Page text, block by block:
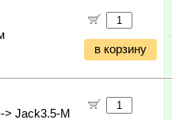
в корзину
> Jack3.5-M